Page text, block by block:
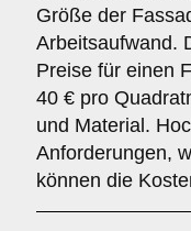
Größe der
Arbeitsaufwand.
Preise für einen
40 € pro
und Material.
Anforderungen,
können die